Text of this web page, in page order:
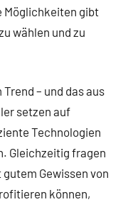
Möglichkeiten gibt
wählen und zu
– und das aus
setzen auf
Technologien
Gleichzeitig fragen
Gewissen von
können,